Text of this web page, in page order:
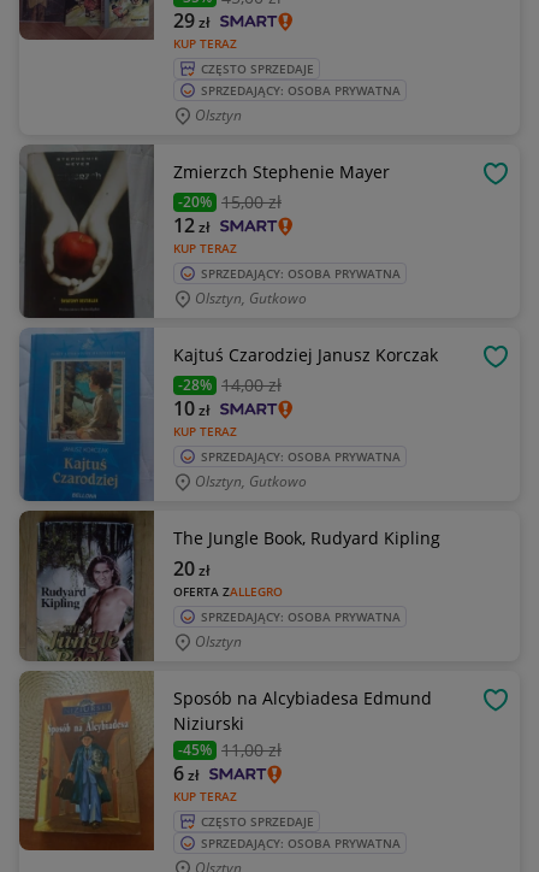
KUP TERAZ
29zł
CZĘSTO SPRZEDAJE
SPRZEDAJĄCY: OSOBA PRYWATNA
Olsztyn
Zmierzch Stephenie Mayer
-20% 15,00 zł
KUP TERAZ
12zł
SPRZEDAJĄCY: OSOBA PRYWATNA
Olsztyn, Gutkowo
Kajtuś Czarodziej Janusz Korczak
-28% 14,00 zł
KUP TERAZ
10zł
SPRZEDAJĄCY: OSOBA PRYWATNA
Olsztyn, Gutkowo
The Jungle Book, Rudyard Kipling
OFERTA ZALLEGRO
20zł
SPRZEDAJĄCY: OSOBA PRYWATNA
Olsztyn
Sposób na Alcybiadesa Edmund
Niziurski
-45% 11,00 zł
KUP TERAZ
6zł
CZĘSTO SPRZEDAJE
SPRZEDAJĄCY: OSOBA PRYWATNA
Olsztyn